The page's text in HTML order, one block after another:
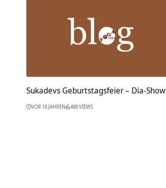
Sukadevs Geburtstagsfeier – Dia-Show
VOR 18 JAHREN 488 VIEWS